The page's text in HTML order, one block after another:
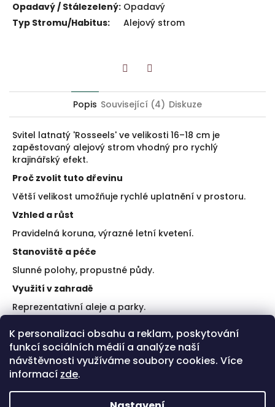
K personalizaci obsahu a reklam, poskytování
funkcí sociálních médií a analýze naší
návštěvnosti využíváme soubory cookies. Více
informací zde.
Opadavý / Stálezelený: Opadavý
Typ Stromu/Habitus: Alejový strom
Popis Související (4) Diskuze
Svitel latnatý 'Rosseels' ve velikosti 16–18 cm je
zapěstovaný alejový strom vhodný pro rychlý
krajinářský efekt.
Proč zvolit tuto dřevinu
Větší velikost umožňuje rychlé uplatnění v prostoru.
Vzhled a růst
Pravidelná koruna, výrazné letní kvetení.
Stanoviště a péče
Slunné polohy, propustné půdy.
Využití v zahradě
Reprezentativní aleje a parky.
Dodržte dostatečné rozestupy.
Zajistěte oporu.
Plusy a limity